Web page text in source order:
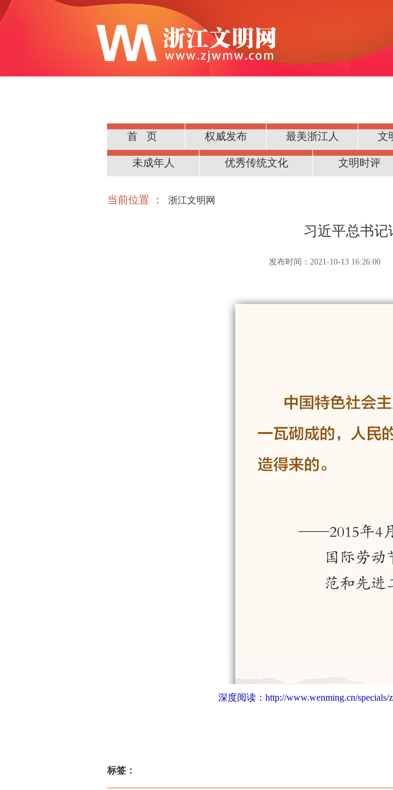
首页 权威发布 最美浙江人 文
公民道德
未成年人 优秀传统文化 文明时评
当前位置 ： 浙江文明网
习近平总书
发布时间：2021-10-13 16:26:00
深度阅读： http://www.wenming.cn/
标签：